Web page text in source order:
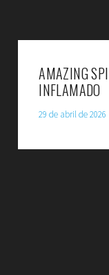
AMAZING
INFLAMADO
29 de abril de 2026